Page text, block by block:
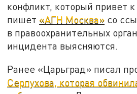
конфликт, который привет к
пишет «АГН Москва» со
в правоохранительных
инцидента выясняются.
Ранее «Царьград» писал
Серпухова, которая